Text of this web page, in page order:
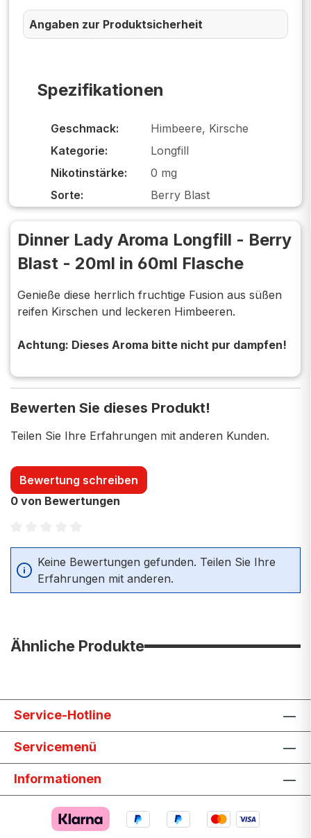
Spezifikationen
Geschmack:
Himbeere, Kirsche
Kategorie:
Longfill
Nikotinstärke:
0 mg
Sorte:
Berry Blast
Angaben zur Produktsicherheit
Dinner Lady Aroma Longfill - Berry
Blast - 20ml in 60ml Flasche
Genieße diese herrlich fruchtige Fusion aus süßen
reifen Kirschen und leckeren Himbeeren.
Achtung: Dieses Aroma bitte nicht pur dampfen!
Bewerten Sie dieses Produkt!
Teilen Sie Ihre Erfahrungen mit anderen Kunden.
Bewertung schreiben
0 von Bewertungen
Durchschnittliche Bewertung von 0 von 5 Sternen
Keine Bewertungen gefunden. Teilen Sie Ihre
Erfahrungen mit anderen.
Ähnliche Produkte
Service-Hotline
Servicemenü
Informationen